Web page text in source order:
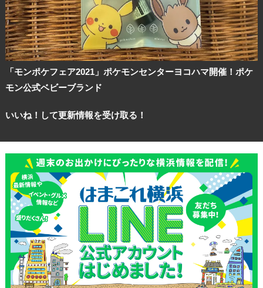
「モンポケフェア2021」ポケモンセンターヨコハマ開催！ポケ
モン公式ベビーブランド
いいね！して更新情報を受け取る！